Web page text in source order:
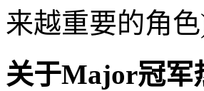
来越重要的角
关于Major冠军